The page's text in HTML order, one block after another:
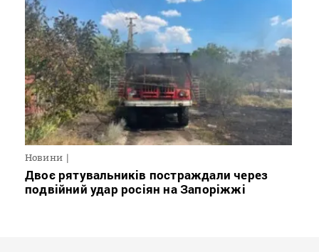
Новини
Двоє рятувальників постраждали через
подвійний удар росіян на Запоріжжі